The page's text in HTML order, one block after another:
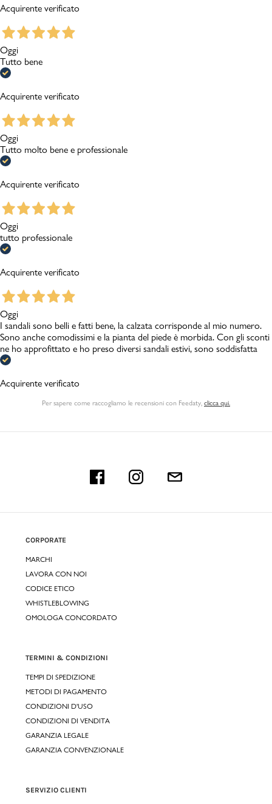
Acquirente verificato
Oggi
Tutto bene
Acquirente verificato
Oggi
Tutto molto bene e professionale
Acquirente verificato
Oggi
tutto professionale
Acquirente verificato
Oggi
I sandali sono belli e fatti bene, la calzata corrisponde al mio numero.
Sono anche comodissimi e la pianta del piede è morbida. Con gli sconti
ne ho approfittato e ho preso diversi sandali estivi, sono soddisfatta
Acquirente verificato
Per sapere come raccogliamo le recensioni con Feedaty clicca qui.
CORPORATE
MARCHI
LAVORA CON NOI
CODICE ETICO
WHISTLEBLOWING
OMOLOGA CONCORDATO
TERMINI & CONDIZIONI
TEMPI DI SPEDIZIONE
METODI DI PAGAMENTO
CONDIZIONI D'USO
CONDIZIONI DI VENDITA
GARANZIA LEGALE
GARANZIA CONVENZIONALE
SERVIZIO CLIENTI